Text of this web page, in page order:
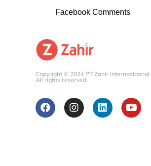
Facebook Comments
Copyright © 2024 PT Zahir Internasiaonal.
All rights reserved.